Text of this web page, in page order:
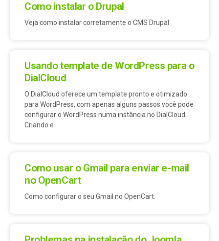
Como instalar o Drupal
Veja como instalar corretamente o CMS Drupal
Usando template de WordPress para o
DialCloud
O DialCloud oferece um template pronto e otimizado
para WordPress, com apenas alguns passos você pode
configurar o WordPress numa instância no DialCloud.
Criando e
Como usar o Gmail para enviar e-mail
no OpenCart
Como configurar o seu Gmail no OpenCart.